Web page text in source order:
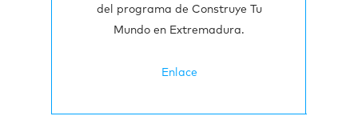
del programa de Construye Tu
Mundo en Extremadura.
Enlace